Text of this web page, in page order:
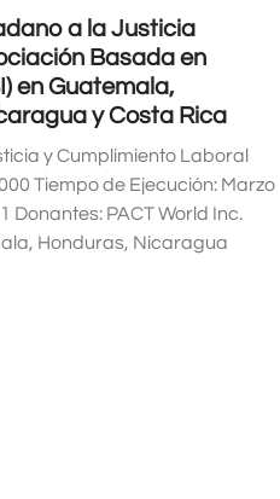
a la Justicia
Basada en
en Guatemala,
y Costa Rica
y Cumplimiento Laboral
Tiempo de Ejecución: Marzo
Donantes: PACT World Inc.
Honduras, Nicaragua